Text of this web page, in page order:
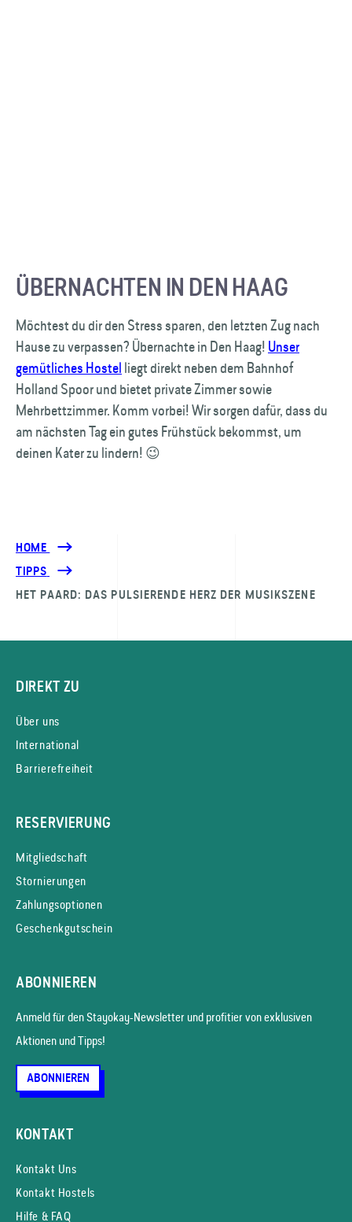
ÜBERNACHTEN IN DEN HAAG
Möchtest du dir den Stress sparen, den letzten Zug nach
Hause zu verpassen? Übernachte in Den Haag! Unser
gemütliches Hostel liegt direkt neben dem Bahnhof
Holland Spoor und bietet private Zimmer sowie
Mehrbettzimmer. Komm vorbei! Wir sorgen dafür, dass du
am nächsten Tag ein gutes Frühstück bekommst, um
deinen Kater zu lindern! 😉
HOME
TIPPS
HET PAARD: DAS PULSIERENDE HERZ DER MUSIKSZENE
DIREKT ZU
Über uns
International
Barrierefreiheit
RESERVIERUNG
Mitgliedschaft
Stornierungen
Zahlungsoptionen
Geschenkgutschein
ABONNIEREN
Anmeld für den Stayokay-News­letter und profitier von exklusiven
Aktionen und Tipps!
ABONNIEREN
KONTAKT
Kontakt Uns
Kontakt Hostels
Hilfe & FAQ